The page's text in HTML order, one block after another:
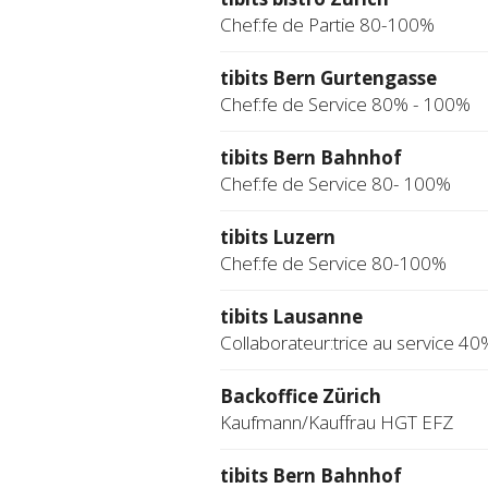
Chef:fe de Partie 80-100%
tibits Bern Gurtengasse
Chef:fe de Service 80% - 100%
tibits Bern Bahnhof
Chef:fe de Service 80- 100%
tibits Luzern
Chef:fe de Service 80-100%
tibits Lausanne
Collaborateur:trice au service
Backoffice Zürich
Kaufmann/Kauffrau HGT EFZ
tibits Bern Bahnhof